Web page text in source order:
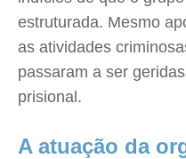
estruturada. Mesmo
as atividades
passaram a ser
prisional.
A atuação da